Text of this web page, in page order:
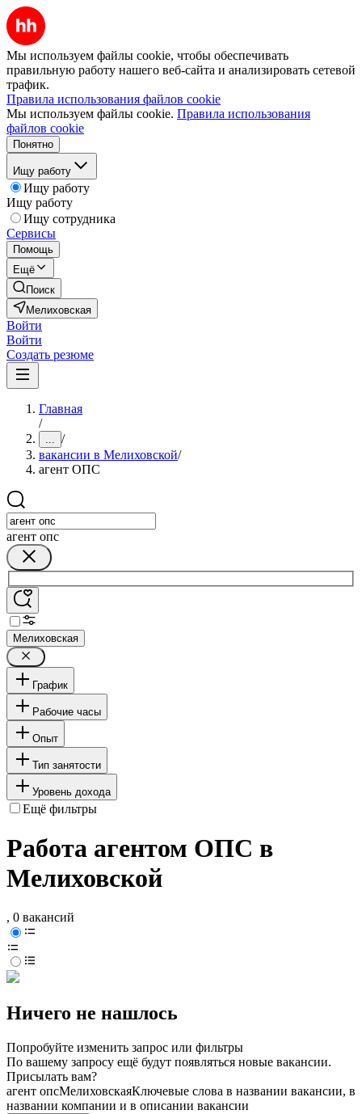
Мы используем файлы cookie, чтобы обеспечивать
правильную работу нашего веб-сайта и анализировать сетевой
трафик.
Правила использования файлов cookie
Мы используем файлы cookie. Правила использования
файлов cookie
Понятно
Ищу работу
Ищу работу
Ищу работу
Ищу сотрудника
Сервисы
Помощь
Ещё
Поиск
Мелиховская
Войти
Войти
Создать резюме
Главная
/
... /
вакансии в Мелиховской/
агент ОПС
агент опс
Мелиховская
График
Рабочие часы
Опыт
Тип занятости
Уровень дохода
Ещё фильтры
Работа агентом ОПС в
Мелиховской
, 0 вакансий
Ничего не нашлось
Попробуйте изменить запрос или фильтры
По вашему запросу ещё будут появляться новые вакансии.
Присылать вам?
агент опсМелиховскаяКлючевые слова в названии вакансии, в
названии компании и в описании вакансии